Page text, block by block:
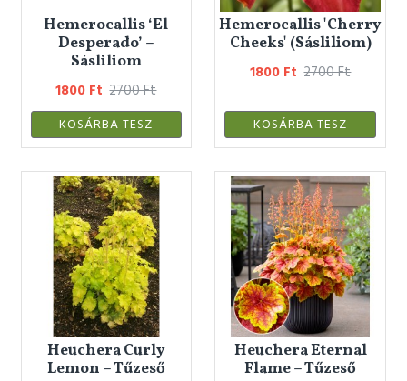
Hemerocallis ‘El
Desperado’ –
Sásliliom
1800 Ft 2700 Ft
KOSÁRBA TESZ
Hemerocallis 'Cherry
Cheeks' (Sásliliom)
1800 Ft 2700 Ft
KOSÁRBA TESZ
Heuchera Curly
Lemon – Tűzeső
Heuchera Eternal
Flame – Tűzeső